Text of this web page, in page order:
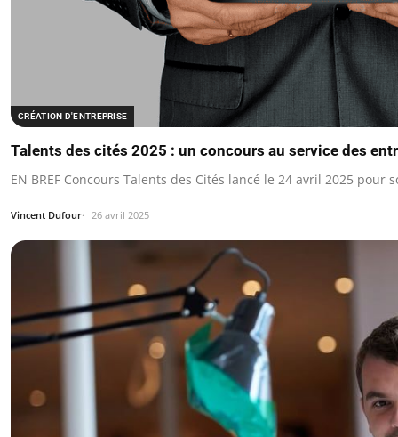
CRÉATION D'ENTREPRISE
Talents des cités 2025 : un concours au service des
EN BREF Concours Talents des Cités lancé le 24 avril 2025
Vincent Dufour 26 avril 2025